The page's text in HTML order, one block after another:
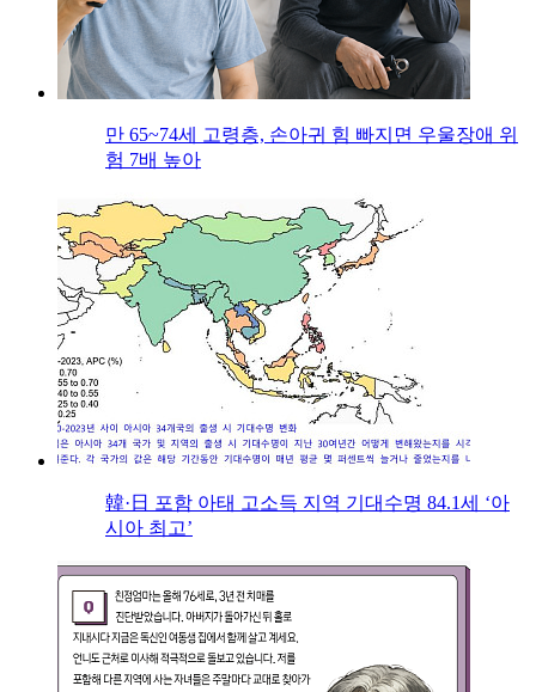
만 65~74세 고령층, 손아귀 힘 빠지면 우울장애 위
험 7배 높아
韓·日 포함 아태 고소득 지역 기대수명 84.1세 ‘아
시아 최고’